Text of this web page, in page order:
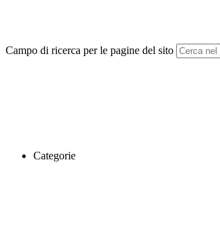
Campo di ricerca per le pagine del sito
Categorie